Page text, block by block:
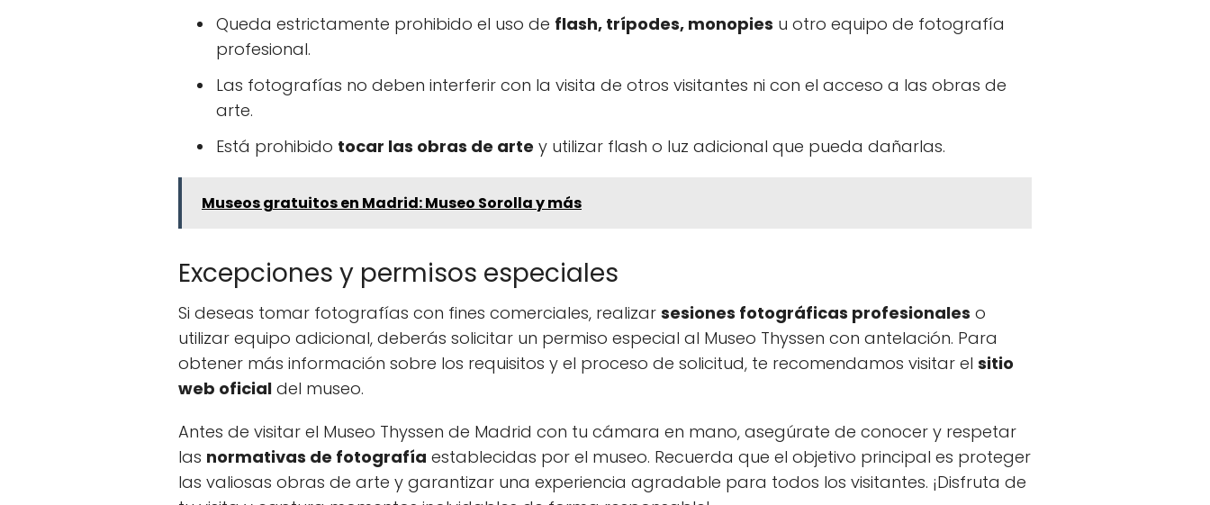
Queda estrictamente prohibido el uso de flash, trípodes, monopies u otro equipo de fotografía
profesional.
Las fotografías no deben interferir con la visita de otros visitantes ni con el acceso a las obras de
arte.
Está prohibido tocar las obras de arte y utilizar flash o luz adicional que pueda dañarlas.
Museos gratuitos en Madrid: Museo Sorolla y más
Excepciones y permisos especiales
Si deseas tomar fotografías con fines comerciales, realizar sesiones fotográficas profesionales o
utilizar equipo adicional, deberás solicitar un permiso especial al Museo Thyssen con antelación. Para
obtener más información sobre los requisitos y el proceso de solicitud, te recomendamos visitar el sitio
web oficial del museo.
Antes de visitar el Museo Thyssen de Madrid con tu cámara en mano, asegúrate de conocer y respetar
las normativas de fotografía establecidas por el museo. Recuerda que el objetivo principal es proteger
las valiosas obras de arte y garantizar una experiencia agradable para todos los visitantes. ¡Disfruta de